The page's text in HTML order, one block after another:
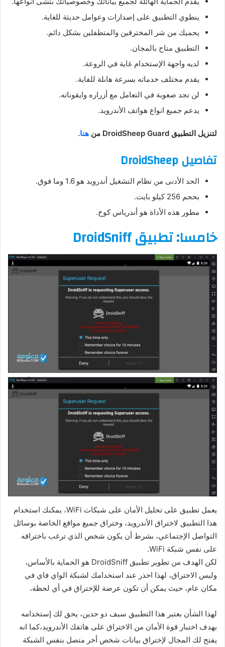
ينطوي التطبيق على إصدارات وعوامل حديثة للغاية.
يحميك من شر المخترقين والمتطفلين بشكل دائم.
التطبيق متاح بالمجان.
لديه واجهة الإستخدام غاية في الروعة.
يقدم مختلف خدماته بسرعة هاىلة للفاية.
لن تجد صعوبة في التعامل مع أزراره وايقوناته.
يدعم جميع انواع هواتف الأندرويد.
لتنزيل التطبيق DroidSheep Guard من هنا.
تفاصيل DroidSheep
الحد الأدنى من نظام التشغيل أندرويد هو 1.6 وما فوق.
بحجم 256 كيلو بايت.
مطور هذه الأداة هو أندرياس كوخ.
خامسا: تطبيق DroidSniff
يعمل تطبيق على تحليل الأمان على شبكات WiFi، يمكنك استخدام
هذا التطبيق لاختراق الأندرويد، وختراق جميع مواقع الخاصة بوسائل
التواصل الإجتماعي، بشرط أن يكون شخص الذي ترغب باختراقه
على نفس شبكة WiFi.
لكن الهدف من تطوير تطبيق DroidSniff هو الحماية بالأساس،
وليس الاختراق، لهذا احذر عند استخدامك لشبكة الواي فاي في
مكان عام، حيث يمكن أن تكون عرضة للإختراق في أي لحظة،
لهذا الشأن بعتبر هذا التطبيق سيف دو حدين، يحق لك إستخدامه
بهدف اختبار قوة الأمان من الاختراق على هاتفك الأندرويد،كما انه
يفتح لك المجال لإختراق بيانات شخص أخر متصل بنفس الشبكة